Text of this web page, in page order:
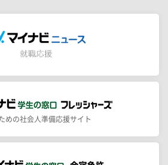
めの社会人準備応援サイト